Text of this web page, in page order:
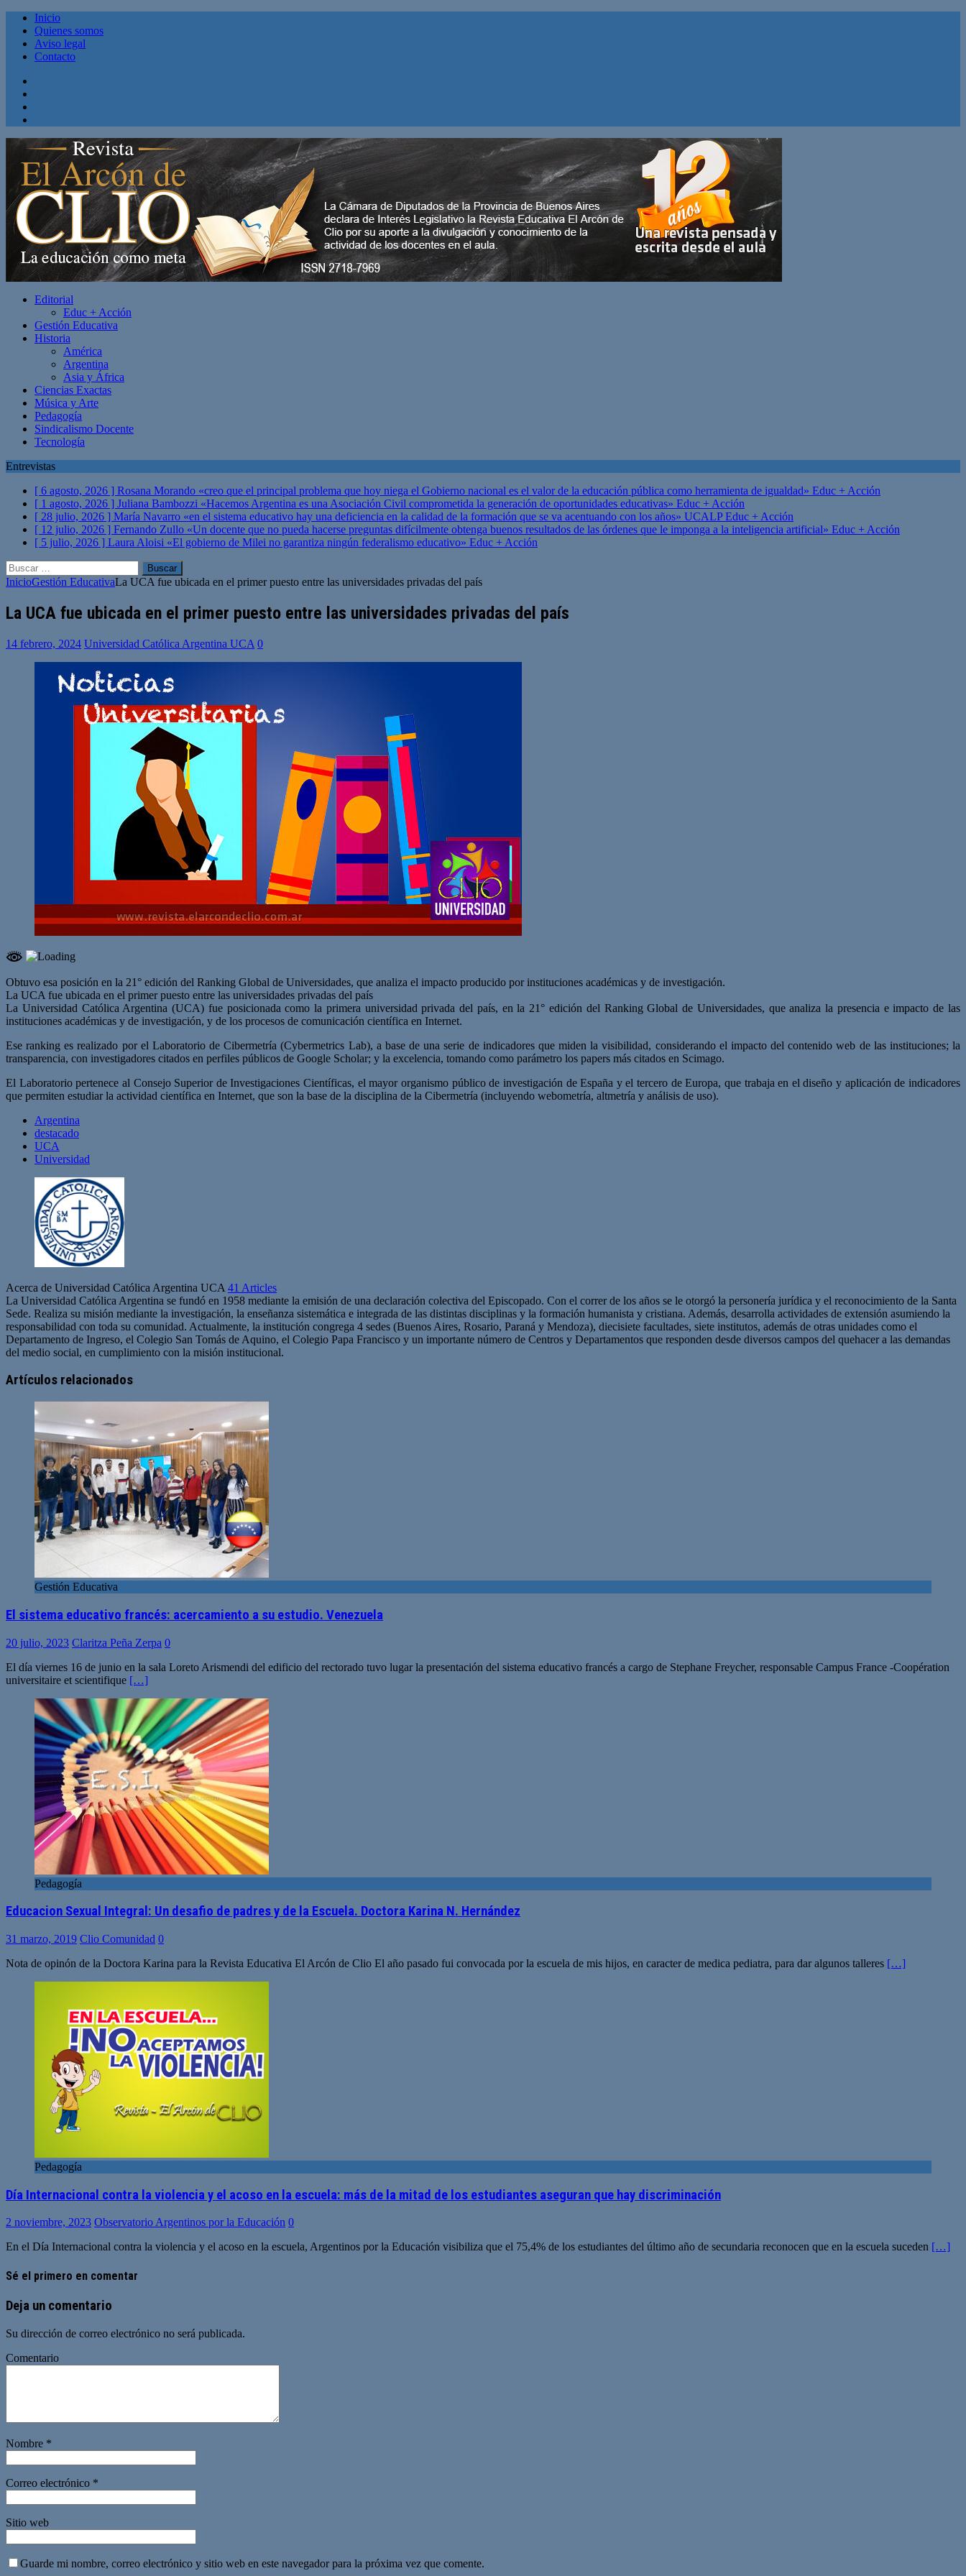
Inicio
Quienes somos
Aviso legal
Contacto
Editorial
Educ + Acción
Gestión Educativa
Historia
América
Argentina
Asia y África
Ciencias Exactas
Música y Arte
Pedagogía
Sindicalismo Docente
Tecnología
Entrevistas
[ 6 agosto, 2026 ] Rosana Morando «creo que el principal problema que hoy niega el Gobierno nacional es el valor de la educación pública como herramienta de igualdad» Educ + Acción
[ 1 agosto, 2026 ] Juliana Bambozzi «Hacemos Argentina es una Asociación Civil comprometida la generación de oportunidades educativas» Educ + Acción
[ 28 julio, 2026 ] María Navarro «en el sistema educativo hay una deficiencia en la calidad de la formación que se va acentuando con los años» UCALPEduc + Acción
[ 12 julio, 2026 ] Fernando Zullo «Un docente que no pueda hacerse preguntas difícilmente obtenga buenos resultados de las órdenes que le imponga a la inteligencia artificial» Educ + Acción
[ 5 julio, 2026 ] Laura Aloisi «El gobierno de Milei no garantiza ningún federalismo educativo» Educ + Acción
Buscar:
InicioGestión EducativaLa UCA fue ubicada en el primer puesto entre las universidades privadas del país
La UCA fue ubicada en el primer puesto entre las universidades privadas del país
14 febrero, 2024 Universidad Católica Argentina UCA 0
Obtuvo esa posición en la 21° edición del Ranking Global de Universidades, que analiza el impacto producido por instituciones académicas y de investigación.
La UCA fue ubicada en el primer puesto entre las universidades privadas del país
La Universidad Católica Argentina (UCA) fue posicionada como la primera universidad privada del país, en la 21° edición del Ranking Global de Universidades, que analiza la presencia e impacto de las
instituciones académicas y de investigación, y de los procesos de comunicación científica en Internet.
Ese ranking es realizado por el Laboratorio de Cibermetría (Cybermetrics Lab), a base de una serie de indicadores que miden la visibilidad, considerando el impacto del contenido web de las instituciones; la
transparencia, con investigadores citados en perfiles públicos de Google Scholar; y la excelencia, tomando como parámetro los papers más citados en Scimago.
El Laboratorio pertenece al Consejo Superior de Investigaciones Científicas, el mayor organismo público de investigación de España y el tercero de Europa, que trabaja en el diseño y aplicación de indicadores
que permiten estudiar la actividad científica en Internet, que son la base de la disciplina de la Cibermetría (incluyendo webometría, altmetría y análisis de uso).
Argentina
destacado
UCA
Universidad
Acerca de Universidad Católica Argentina UCA 41 Articles
La Universidad Católica Argentina se fundó en 1958 mediante la emisión de una declaración colectiva del Episcopado. Con el correr de los años se le otorgó la personería jurídica y el reconocimiento de la Santa
Sede. Realiza su misión mediante la investigación, la enseñanza sistemática e integrada de las distintas disciplinas y la formación humanista y cristiana. Además, desarrolla actividades de extensión asumiendo la
responsabilidad con toda su comunidad. Actualmente, la institución congrega 4 sedes (Buenos Aires, Rosario, Paraná y Mendoza), diecisiete facultades, siete institutos, además de otras unidades como el
Departamento de Ingreso, el Colegio San Tomás de Aquino, el Colegio Papa Francisco y un importante número de Centros y Departamentos que responden desde diversos campos del quehacer a las demandas
del medio social, en cumplimiento con la misión institucional.
Artículos relacionados
Gestión Educativa
El sistema educativo francés: acercamiento a su estudio. Venezuela
20 julio, 2023 Claritza Peña Zerpa 0
El día viernes 16 de junio en la sala Loreto Arismendi del edificio del rectorado tuvo lugar la presentación del sistema educativo francés a cargo de Stephane Freycher, responsable Campus France -Coopération
universitaire et scientifique […]
Pedagogía
Educacion Sexual Integral: Un desafio de padres y de la Escuela. Doctora Karina N. Hernández
31 marzo, 2019 Clio Comunidad 0
Nota de opinón de la Doctora Karina para la Revista Educativa El Arcón de Clio El año pasado fui convocada por la escuela de mis hijos, en caracter de medica pediatra, para dar algunos talleres […]
Pedagogía
Día Internacional contra la violencia y el acoso en la escuela: más de la mitad de los estudiantes aseguran que hay discriminación
2 noviembre, 2023 Observatorio Argentinos por la Educación 0
En el Día Internacional contra la violencia y el acoso en la escuela, Argentinos por la Educación visibiliza que el 75,4% de los estudiantes del último año de secundaria reconocen que en la escuela suceden […]
Sé el primero en comentar
Deja un comentario
Su dirección de correo electrónico no será publicada.
Comentario
Nombre *
Correo electrónico *
Sitio web
Guarde mi nombre, correo electrónico y sitio web en este navegador para la próxima vez que comente.